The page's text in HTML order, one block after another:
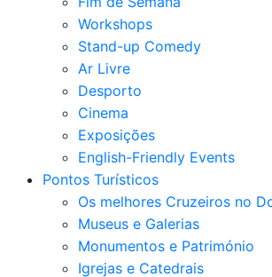
Workshops
Stand-up Comedy
Ar Livre
Desporto
Cinema
Exposições
English-Friendly Events
Pontos Turísticos
Os melhores Cruzeiros no
Museus e Galerias
Monumentos e Património
Igrejas e Catedrais